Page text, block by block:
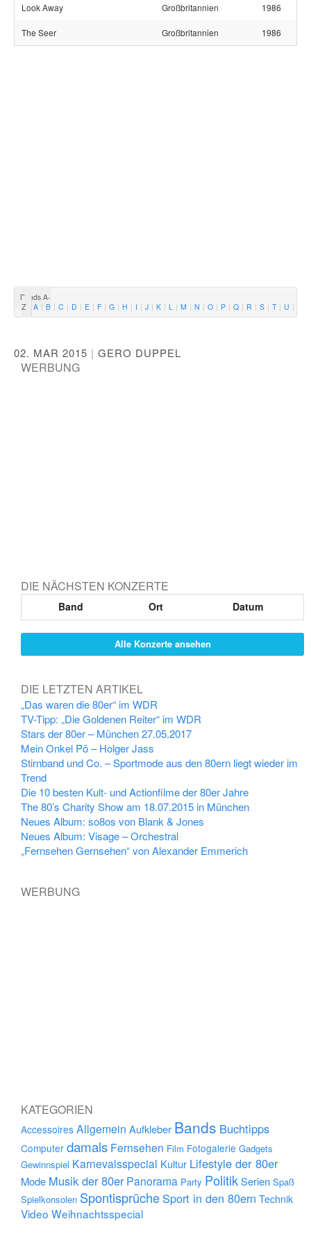
Look Away Großbritannien 1986
The Seer Großbritannien 1986
Bands A-
Z
A B C D E F G H I J K L M N O P Q R S T U
02. MAR 2015 | GERO DUPPEL
WERBUNG
DIE NÄCHSTEN KONZERTE
Band Ort Datum
Alle Konzerte ansehen
DIE LETZTEN ARTIKEL
„Das waren die 80er“ im WDR
TV-Tipp: „Die Goldenen Reiter“ im WDR
Stars der 80er – München 27.05.2017
Mein Onkel Pö – Holger Jass
Stirnband und Co. – Sportmode aus den 80ern liegt wieder im
Trend
Die 10 besten Kult- und Actionfilme der 80er Jahre
The 80’s Charity Show am 18.07.2015 in München
Neues Album: so8os von Blank & Jones
Neues Album: Visage – Orchestral
„Fernsehen Gernsehen“ von Alexander Emmerich
WERBUNG
KATEGORIEN
Accessoires Allgemein Aufkleber Bands Buchtipps
Computer damals Fernsehen Film Fotogalerie Gadgets
Gewinnspiel Karnevalsspecial Kultur Lifestyle der 80er
Mode Musik der 80er Panorama Party PolitikSerien Spaß
Spielkonsolen Spontisprüche Sport in den 80ern Technik
Video Weihnachtsspecial